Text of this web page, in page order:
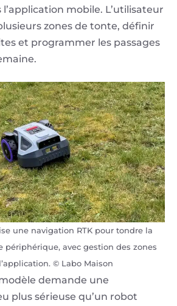
mobile. L’utilisateur
zones de tonte, définir
et programmer les passages
une navigation RTK pour tondre la
périphérique, avec gestion des zones
© Labo Maison
demande une
plus sérieuse qu’un robot